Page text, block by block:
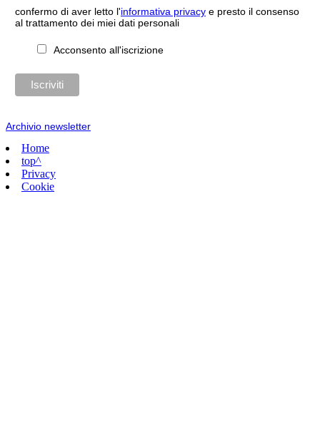
confermo di aver letto l'informativa privacye presto il consenso
al trattamento dei miei dati personali
Acconsento all'iscrizione
Archivio newsletter
Home
top^
Privacy
Cookie